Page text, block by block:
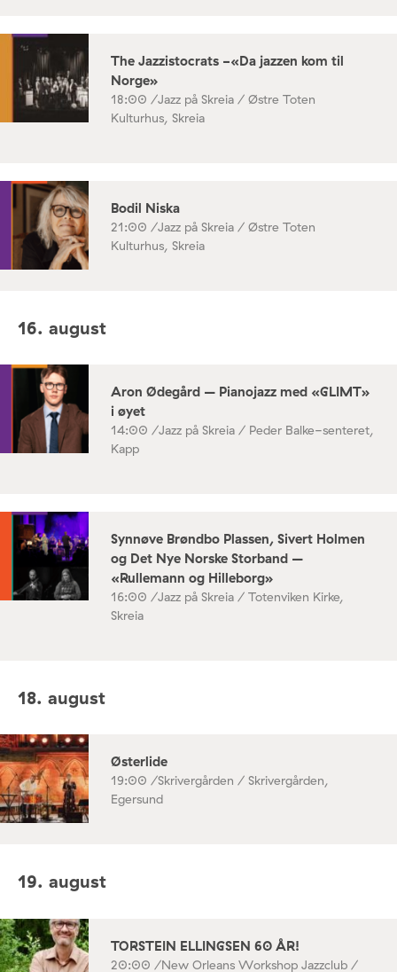
The Jazzistocrats -«Da jazzen kom til
Norge»
18:00 /Jazz på Skreia / Østre Toten
Kulturhus, Skreia
Bodil Niska
21:00 /Jazz på Skreia / Østre Toten
Kulturhus, Skreia
16. august
Aron Ødegård – Pianojazz med «GLIMT»
i øyet
14:00 /Jazz på Skreia / Peder Balke-senteret,
Kapp
Synnøve Brøndbo Plassen, Sivert Holmen
og Det Nye Norske Storband –
«Rullemann og Hilleborg»
16:00 /Jazz på Skreia / Totenviken Kirke,
Skreia
18. august
Østerlide
19:00 /Skrivergården / Skrivergården,
Egersund
19. august
TORSTEIN ELLINGSEN 60 ÅR!
20:00 /New Orleans Workshop Jazzclub /